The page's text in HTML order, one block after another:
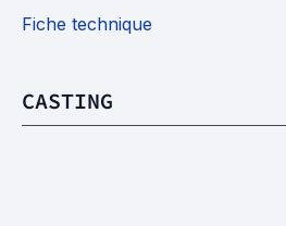
Fiche technique
CASTING